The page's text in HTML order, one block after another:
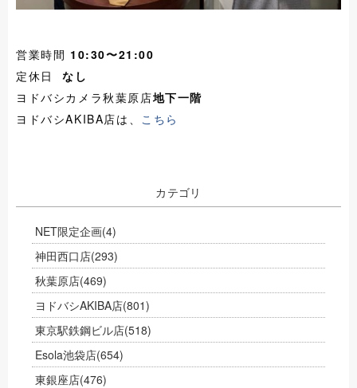
営業時間 10:30〜21:00
定休日 なし
ヨドバシカメラ秋葉原店地下一階
ヨドバシAKIBA店は、 こちら
カテゴリ
NET限定企画(4)
神田西口店(293)
秋葉原店(469)
ヨドバシAKIBA店(801)
東京駅鉄鋼ビル店(518)
Esola池袋店(654)
東銀座店(476)